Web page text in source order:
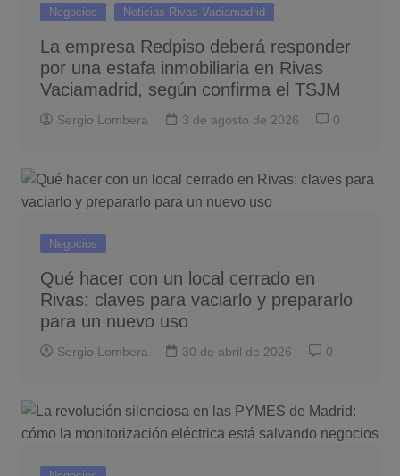
Negocios Noticias Rivas Vaciamadrid
La empresa Redpiso deberá responder
por una estafa inmobiliaria en Rivas
Vaciamadrid, según confirma el TSJM
Sergio Lombera 3 de agosto de 2026 0
Negocios
Qué hacer con un local cerrado en
Rivas: claves para vaciarlo y prepararlo
para un nuevo uso
Sergio Lombera 30 de abril de 2026 0